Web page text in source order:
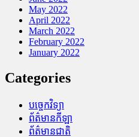
May 2022
April 2022
March 2022
February 2022
January 2022
Categories
បច្ចេកវិទ្យា
ព័ត៌មានកីឡា
ព័ត៌មានជាតិ